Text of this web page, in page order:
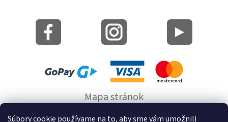
Súbory cookie používame na to, aby sme vám umožnili
Mapa stránok
Informácie o cookie